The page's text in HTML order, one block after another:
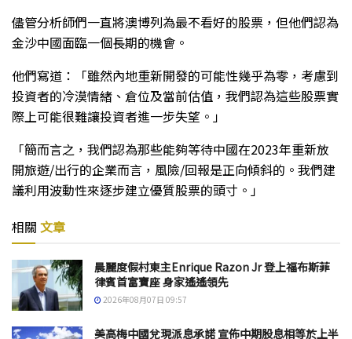
儘管分析師們一直將澳博列為最不看好的股票，但他們認為
金沙中國面臨一個長期的機會。
他們寫道：「雖然內地重新開發的可能性幾乎為零，考慮到
投資者的冷漠情緒、倉位及當前估值，我們認為這些股票實
際上可能很難讓投資者進一步失望。」
「簡而言之，我們認為那些能夠等待中國在2023年重新放
開旅遊/出行的企業而言，風險/回報是正向傾斜的。我們建
議利用波動性來逐步建立優質股票的頭寸。」
相關 文章
晨麗度假村東主Enrique Razon Jr 登上福布斯菲
律賓首富寶座 身家遙遙領先
2026年08月07日 09:57
美高梅中國兌現派息承諾 宣佈中期股息相等於上半